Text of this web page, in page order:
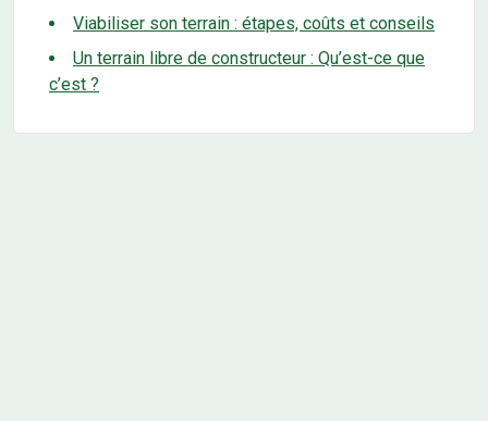
Viabiliser son terrain : étapes, coûts et conseils
Un terrain libre de constructeur : Qu’est-ce que
c’est ?